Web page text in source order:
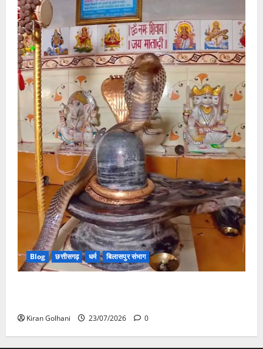
Blog छत्तीसगढ़ धर्म बिलासपुर संभाग
Kiran Golhani 23/07/2026 0